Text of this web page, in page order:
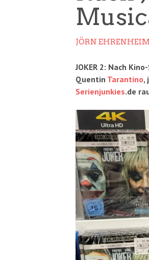
JÖRN EHRENHEIM
JOKER 2: Nach
Quentin Tarantino,
Serienjunkies.de